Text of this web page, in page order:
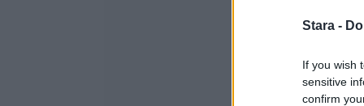
Stara -
If you wish
sensitive
confirm